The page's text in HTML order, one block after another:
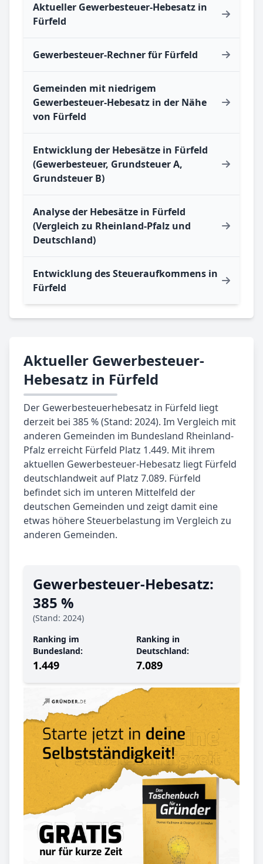
Aktueller Gewerbesteuer-Hebesatz in
Fürfeld
Gewerbesteuer-Rechner für Fürfeld
Gemeinden mit niedrigem
Gewerbesteuer-Hebesatz in der Nähe
von Fürfeld
Entwicklung der Hebesätze in Fürfeld
(Gewerbesteuer, Grundsteuer A,
Grundsteuer B)
Analyse der Hebesätze in Fürfeld
(Vergleich zu Rheinland-Pfalz und
Deutschland)
Entwicklung des Steueraufkommens in
Fürfeld
Aktueller Gewerbesteuer-
Hebesatz in Fürfeld
Der Gewerbesteuerhebesatz in Fürfeld liegt
derzeit bei 385 % (Stand: 2024). Im Vergleich mit
anderen Gemeinden im Bundesland Rheinland-
Pfalz erreicht Fürfeld Platz 1.449. Mit ihrem
aktuellen Gewerbesteuer-Hebesatz liegt Fürfeld
deutschlandweit auf Platz 7.089. Fürfeld
befindet sich im unteren Mittelfeld der
deutschen Gemeinden und zeigt damit eine
etwas höhere Steuerbelastung im Vergleich zu
anderen Gemeinden.
Gewerbe­steuer-Hebe­satz:
385 %
(Stand: 2024)
Ranking im
Bundesland:
1.449
Ranking in
Deutschland:
7.089